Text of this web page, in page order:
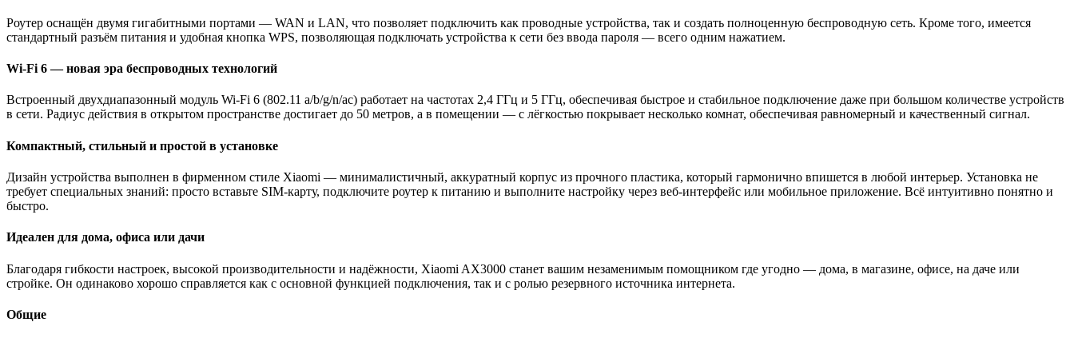
Роутер оснащён двумя гигабитными портами — WAN и LAN, что позволяет подключить как проводные устройства, так и создать полноценную беспроводную сеть. Кроме того, имеется
стандартный разъём питания и удобная кнопка WPS, позволяющая подключать устройства к сети без ввода пароля — всего одним нажатием.
Wi-Fi 6 — новая эра беспроводных технологий
Встроенный двухдиапазонный модуль Wi-Fi 6 (802.11 a/b/g/n/ac) работает на частотах 2,4 ГГц и 5 ГГц, обеспечивая быстрое и стабильное подключение даже при большом количестве устройств
в сети. Радиус действия в открытом пространстве достигает до 50 метров, а в помещении — с лёгкостью покрывает несколько комнат, обеспечивая равномерный и качественный сигнал.
Компактный, стильный и простой в установке
Дизайн устройства выполнен в фирменном стиле Xiaomi — минималистичный, аккуратный корпус из прочного пластика, который гармонично впишется в любой интерьер. Установка не
требует специальных знаний: просто вставьте SIM-карту, подключите роутер к питанию и выполните настройку через веб-интерфейс или мобильное приложение. Всё интуитивно понятно и
быстро.
Идеален для дома, офиса или дачи
Благодаря гибкости настроек, высокой производительности и надёжности, Xiaomi AX3000 станет вашим незаменимым помощником где угодно — дома, в магазине, офисе, на даче или
стройке. Он одинаково хорошо справляется как с основной функцией подключения, так и с ролью резервного источника интернета.
Общие